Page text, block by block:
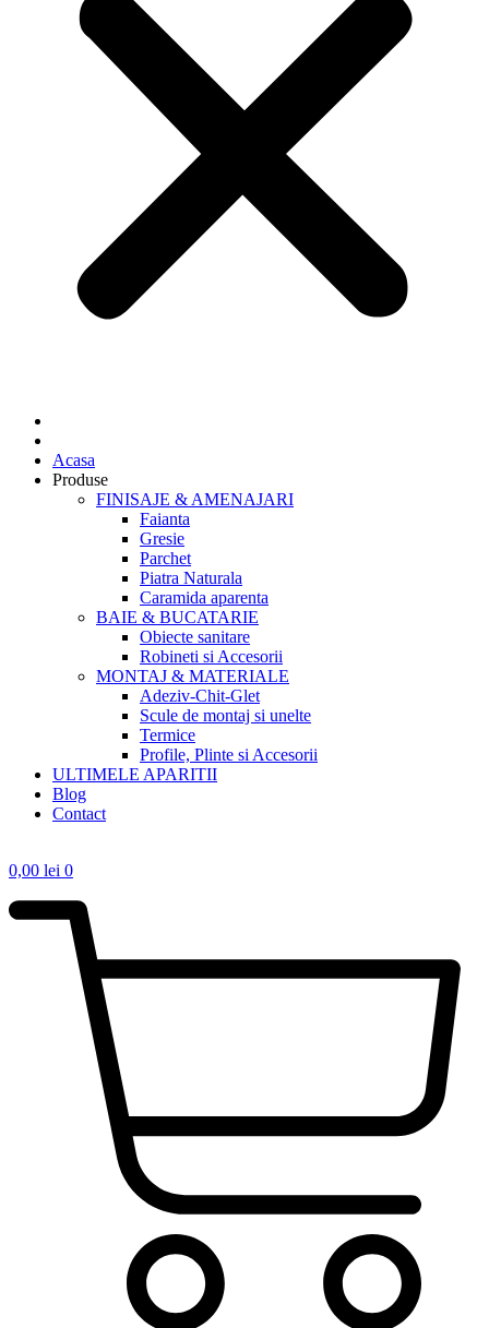
Acasa
Produse
FINISAJE & AMENAJARI
Faianta
Gresie
Parchet
Piatra Naturala
Caramida aparenta
BAIE & BUCATARIE
Obiecte sanitare
Robineti si Accesorii
MONTAJ & MATERIALE
Adeziv-Chit-Glet
Scule de montaj si unelte
Termice
Profile, Plinte si Accesorii
ULTIMELE APARITII
Blog
Contact
0,00 lei 0